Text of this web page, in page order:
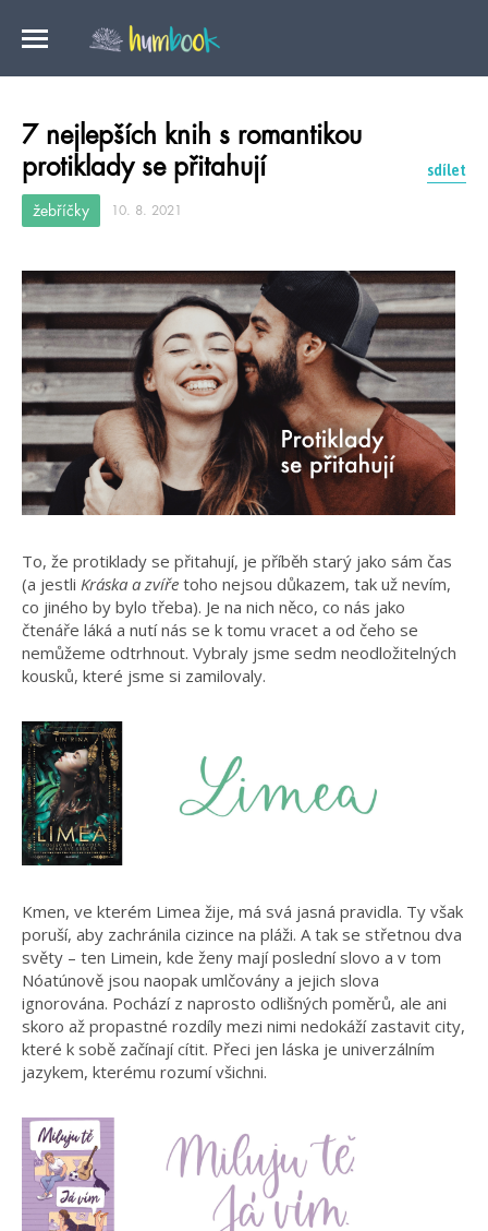
7 nejlepších knih s romantikou
protiklady se přitahují
sdílet
žebříčky 10. 8. 2021
To, že protiklady se přitahují, je příběh starý jako sám čas
(a jestli Kráska a zvíře toho nejsou důkazem, tak už nevím,
co jiného by bylo třeba). Je na nich něco, co nás jako
čtenáře láká a nutí nás se k tomu vracet a od čeho se
nemůžeme odtrhnout. Vybraly jsme sedm neodložitelných
kousků, které jsme si zamilovaly.
Kmen, ve kterém Limea žije, má svá jasná pravidla. Ty však
poruší, aby zachránila cizince na pláži. A tak se střetnou dva
světy – ten Limein, kde ženy mají poslední slovo a v tom
Nóatúnově jsou naopak umlčovány a jejich slova
ignorována. Pochází z naprosto odlišných poměrů, ale ani
skoro až propastné rozdíly mezi nimi nedokáží zastavit city,
které k sobě začínají cítit. Přeci jen láska je univerzálním
jazykem, kterému rozumí všichni.